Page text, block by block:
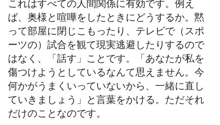
これはすべての人間関係に有効です。例え
ば、奥様と喧嘩をしたときにどうするか。黙
って部屋に閉じこもったり、テレビで（スポ
ーツの）試合を観て現実逃避したりするので
はなく、「話す」ことです。「あなたが私を
傷つけようとしているなんて思えません。今
何かがうまくいっていないから、一緒に直し
ていきましょう」と言葉をかける。ただそれ
だけのことなのです。